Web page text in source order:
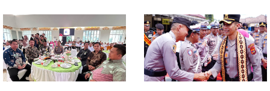
dan Penekanan Pada
Personil
Berlangsung Khidmat